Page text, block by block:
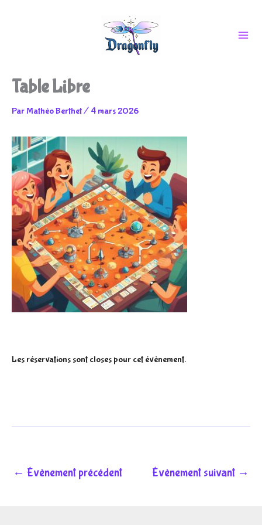
contenu
Table Libre
Par Mathéo Berthet/ 4 mars 2026
Les réservations sont closes pour cet évènement.
← Évènement précédent Évènement suivant →